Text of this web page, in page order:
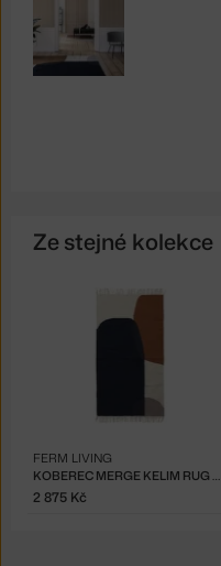
Ze stejné kolekce
KOBEREC MERGE KELIM RUG S, DARK BLUE
FERM LIVING
2 875 Kč